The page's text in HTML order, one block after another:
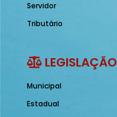
Servidor
Tributário
LEGISLAÇÃO
Municipal
Estadual